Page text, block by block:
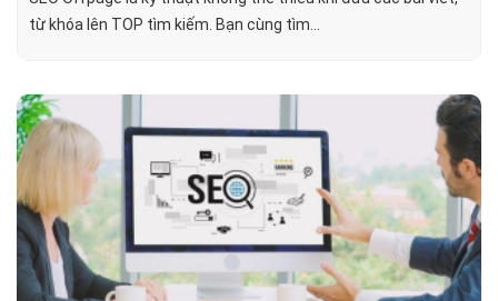
từ khóa lên TOP tìm kiếm. Bạn cùng tìm...